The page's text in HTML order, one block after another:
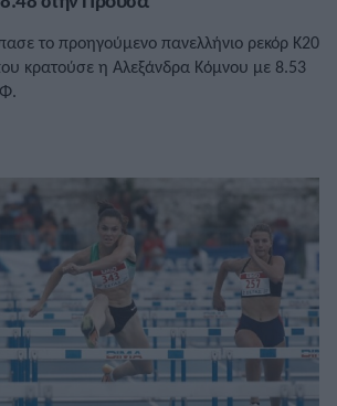
το προηγούμενο πανελλήνιο ρεκόρ Κ20
κρατούσε η Αλεξάνδρα Κόμνου με 8.53